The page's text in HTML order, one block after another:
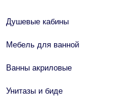
Душевые кабины
Мебель для ванной
Ванны акриловые
Унитазы и биде